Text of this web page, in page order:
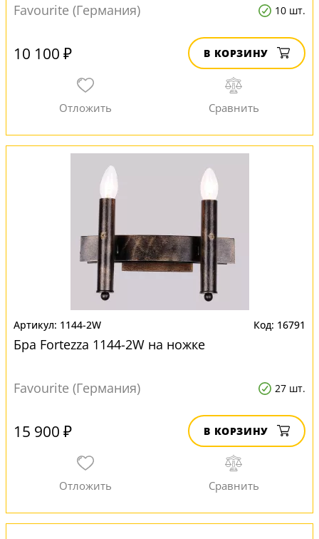
Favourite (Германия) 10 шт.
10 100 ₽ В КОРЗИНУ
1144-2W 16791
Бра Fortezza 1144-2W на ножке
Favourite (Германия) 27 шт.
15 900 ₽ В КОРЗИНУ